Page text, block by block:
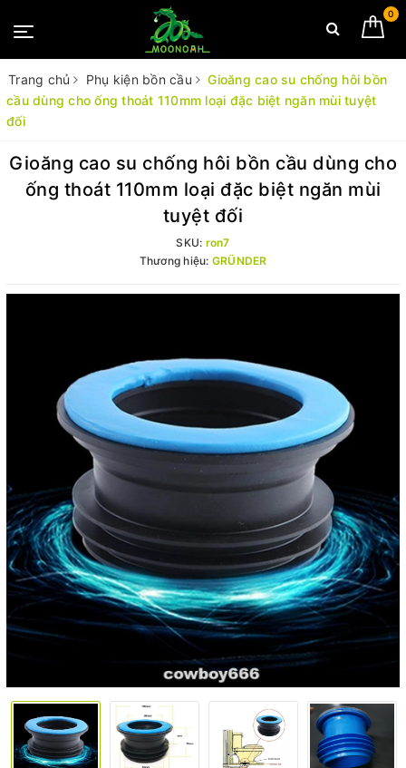
0
Trang chủ Phụ kiện bồn cầu
Gioăng cao su chống hôi bồn
cầu dùng cho ống thoát 110mm loại đặc biệt ngăn mùi tuyệt
đối
Gioăng cao su chống hôi bồn cầu dùng cho
ống thoát 110mm loại đặc biệt ngăn mùi
tuyệt đối
SKU: ron7
Thương hiệu: GRÜNDER